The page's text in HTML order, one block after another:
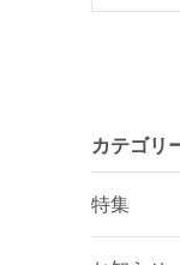
カテゴリ
特集